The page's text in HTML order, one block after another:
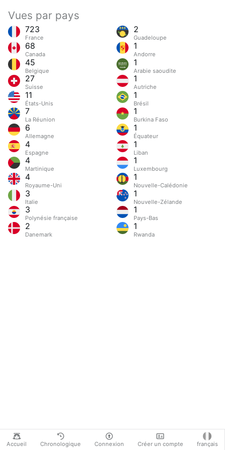
Accueil Chronologique Connexion Créer un compte français
Vues par pays
723
France
68
Canada
45
Belgique
27
Suisse
11
États-Unis
7
La Réunion
6
Allemagne
4
Espagne
4
Martinique
4
Royaume-Uni
3
Italie
3
Polynésie française
2
Danemark
2
Guadeloupe
1
Andorre
1
Arabie saoudite
1
Autriche
1
Brésil
1
Burkina Faso
1
Équateur
1
Liban
1
Luxembourg
1
Nouvelle-Calédonie
1
Nouvelle-Zélande
1
Pays-Bas
1
Rwanda